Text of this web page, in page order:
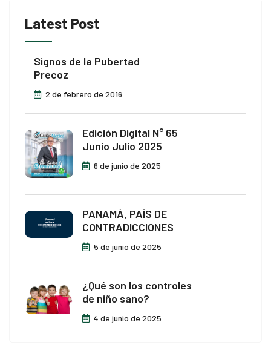
Latest Post
Signos de la Pubertad
Precoz
2 de febrero de 2016
Edición Digital N° 65
Junio Julio 2025
6 de junio de 2025
PANAMÁ, PAÍS DE
CONTRADICCIONES
5 de junio de 2025
¿Qué son los controles
de niño sano?
4 de junio de 2025